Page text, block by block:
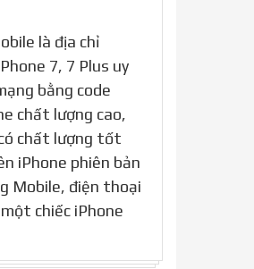
là địa chỉ
7, 7 Plus uy
bằng code
chất lượng cao,
chất lượng tốt
iPhone phiên bản
Mobile, điện thoại
chiếc iPhone